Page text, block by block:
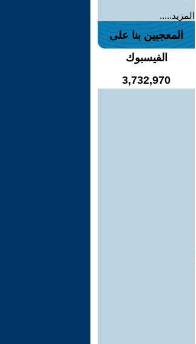
المزيد.....
المعجبين بنا على
الفيسبوك
3,732,970